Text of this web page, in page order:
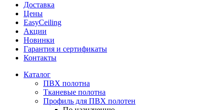
Доставка
Цены
EasyCeiling
Акции
Новинки
Гарантия и сертификаты
Контакты
Каталог
ПВХ полотна
Тканевые полотна
Профиль для ПВХ полотен